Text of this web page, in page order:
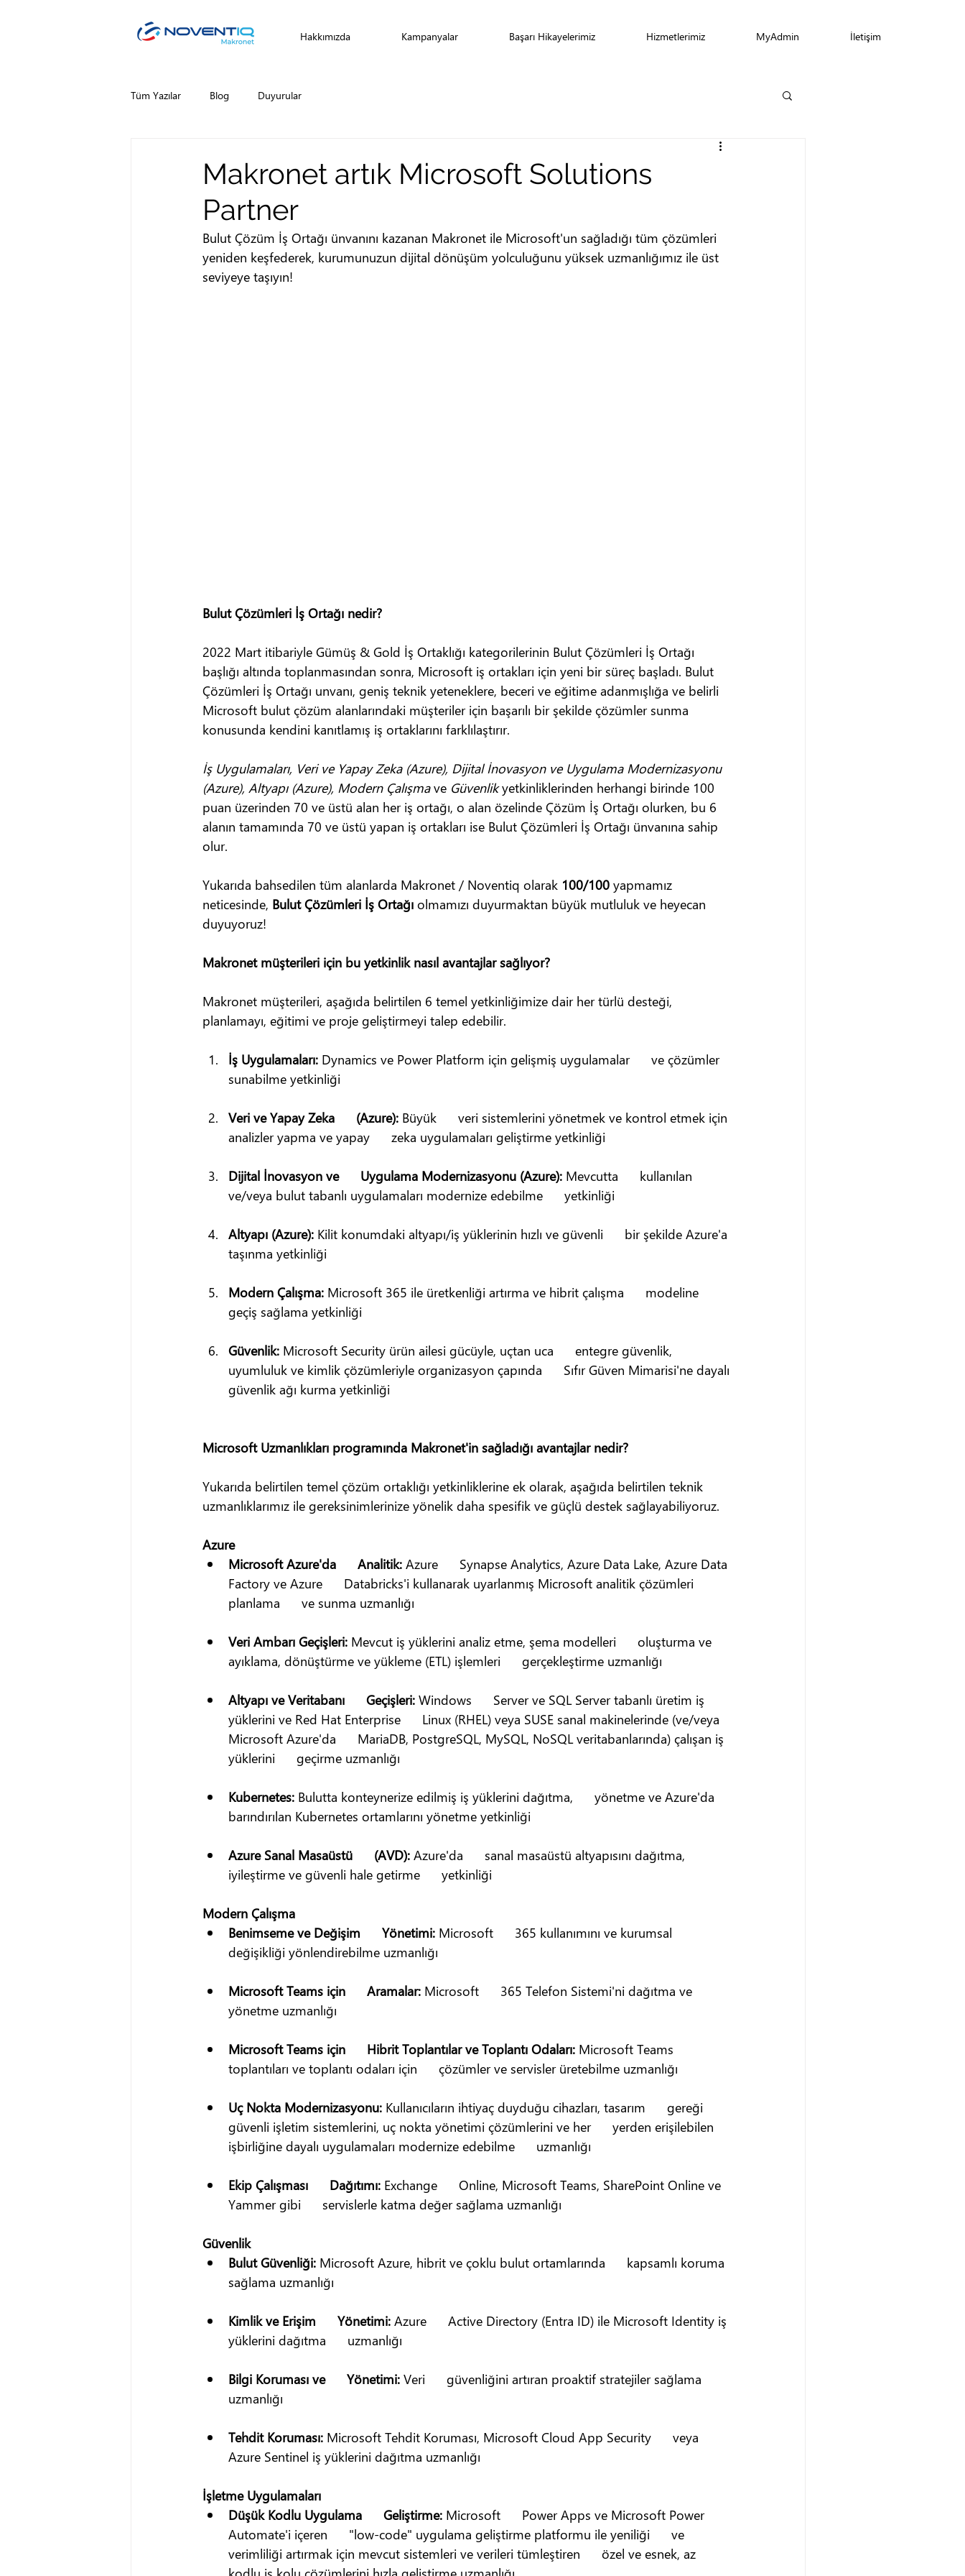
Hakkımızda Kampanyalar Başarı Hikayelerimiz Hizmetlerimiz MyAdmin İletişim
Tüm Yazılar Blog Duyurular
Makronet artık Microsoft Solutions
Partner
Bulut Çözüm İş Ortağı ünvanını kazanan Makronet ile Microsoft'un sağladığı tüm çözümleri
yeniden keşfederek, kurumunuzun dijital dönüşüm yolculuğunu yüksek uzmanlığımız ile üst
seviyeye taşıyın!
Bulut Çözümleri İş Ortağı nedir?
2022 Mart itibariyle Gümüş & Gold İş Ortaklığı kategorilerinin Bulut Çözümleri İş Ortağı
başlığı altında toplanmasından sonra, Microsoft iş ortakları için yeni bir süreç başladı. Bulut
Çözümleri İş Ortağı unvanı, geniş teknik yeteneklere, beceri ve eğitime adanmışlığa ve belirli
Microsoft bulut çözüm alanlarındaki müşteriler için başarılı bir şekilde çözümler sunma
konusunda kendini kanıtlamış iş ortaklarını farklılaştırır.
İş Uygulamaları, Veri ve Yapay Zeka (Azure), Dijital İnovasyon ve Uygulama Modernizasyonu
(Azure), Altyapı (Azure), Modern Çalışma ve Güvenlik yetkinliklerinden herhangi birinde 100
puan üzerinden 70 ve üstü alan her iş ortağı, o alan özelinde Çözüm İş Ortağı olurken, bu 6
alanın tamamında 70 ve üstü yapan iş ortakları ise Bulut Çözümleri İş Ortağı ünvanına sahip
olur.
Yukarıda bahsedilen tüm alanlarda Makronet / Noventiq olarak 100/100 yapmamız
neticesinde, Bulut Çözümleri İş Ortağı olmamızı duyurmaktan büyük mutluluk ve heyecan
duyuyoruz!
Makronet müşterileri için bu yetkinlik nasıl avantajlar sağlıyor?
Makronet müşterileri, aşağıda belirtilen 6 temel yetkinliğimize dair her türlü desteği,
planlamayı, eğitimi ve proje geliştirmeyi talep edebilir.
İş Uygulamaları: Dynamics ve Power Platform için gelişmiş uygulamalar      ve çözümler
sunabilme yetkinliği
Veri ve Yapay Zeka      (Azure): Büyük      veri sistemlerini yönetmek ve kontrol etmek için
analizler yapma ve yapay      zeka uygulamaları geliştirme yetkinliği
Dijital İnovasyon ve      Uygulama Modernizasyonu (Azure): Mevcutta      kullanılan
ve/veya bulut tabanlı uygulamaları modernize edebilme      yetkinliği
Altyapı (Azure): Kilit konumdaki altyapı/iş yüklerinin hızlı ve güvenli      bir şekilde Azure'a
taşınma yetkinliği
Modern Çalışma: Microsoft 365 ile üretkenliği artırma ve hibrit çalışma      modeline
geçiş sağlama yetkinliği
Güvenlik: Microsoft Security ürün ailesi gücüyle, uçtan uca      entegre güvenlik,
uyumluluk ve kimlik çözümleriyle organizasyon çapında      Sıfır Güven Mimarisi'ne dayalı
güvenlik ağı kurma yetkinliği
Microsoft Uzmanlıkları programında Makronet'in sağladığı avantajlar nedir?
Yukarıda belirtilen temel çözüm ortaklığı yetkinliklerine ek olarak, aşağıda belirtilen teknik
uzmanlıklarımız ile gereksinimlerinize yönelik daha spesifik ve güçlü destek sağlayabiliyoruz.
Azure
Microsoft Azure'da      Analitik: Azure      Synapse Analytics, Azure Data Lake, Azure Data
Factory ve Azure      Databricks'i kullanarak uyarlanmış Microsoft analitik çözümleri
planlama      ve sunma uzmanlığı
Veri Ambarı Geçişleri: Mevcut iş yüklerini analiz etme, şema modelleri      oluşturma ve
ayıklama, dönüştürme ve yükleme (ETL) işlemleri      gerçekleştirme uzmanlığı
Altyapı ve Veritabanı      Geçişleri: Windows      Server ve SQL Server tabanlı üretim iş
yüklerini ve Red Hat Enterprise      Linux (RHEL) veya SUSE sanal makinelerinde (ve/veya
Microsoft Azure'da      MariaDB, PostgreSQL, MySQL, NoSQL veritabanlarında) çalışan iş
yüklerini      geçirme uzmanlığı
Kubernetes: Bulutta konteynerize edilmiş iş yüklerini dağıtma,      yönetme ve Azure'da
barındırılan Kubernetes ortamlarını yönetme yetkinliği
Azure Sanal Masaüstü      (AVD): Azure'da      sanal masaüstü altyapısını dağıtma,
iyileştirme ve güvenli hale getirme      yetkinliği
Modern Çalışma
Benimseme ve Değişim      Yönetimi: Microsoft      365 kullanımını ve kurumsal
değişikliği yönlendirebilme uzmanlığı
Microsoft Teams için      Aramalar: Microsoft      365 Telefon Sistemi'ni dağıtma ve
yönetme uzmanlığı
Microsoft Teams için      Hibrit Toplantılar ve Toplantı Odaları: Microsoft Teams
toplantıları ve toplantı odaları için      çözümler ve servisler üretebilme uzmanlığı
Uç Nokta Modernizasyonu: Kullanıcıların ihtiyaç duyduğu cihazları, tasarım      gereği
güvenli işletim sistemlerini, uç nokta yönetimi çözümlerini ve her      yerden erişilebilen
işbirliğine dayalı uygulamaları modernize edebilme      uzmanlığı
Ekip Çalışması      Dağıtımı: Exchange      Online, Microsoft Teams, SharePoint Online ve
Yammer gibi      servislerle katma değer sağlama uzmanlığı
Güvenlik
Bulut Güvenliği: Microsoft Azure, hibrit ve çoklu bulut ortamlarında      kapsamlı koruma
sağlama uzmanlığı
Kimlik ve Erişim      Yönetimi: Azure      Active Directory (Entra ID) ile Microsoft Identity iş
yüklerini dağıtma      uzmanlığı
Bilgi Koruması ve      Yönetimi: Veri      güvenliğini artıran proaktif stratejiler sağlama
uzmanlığı
Tehdit Koruması: Microsoft Tehdit Koruması, Microsoft Cloud App Security      veya
Azure Sentinel iş yüklerini dağıtma uzmanlığı
İşletme Uygulamaları
Düşük Kodlu Uygulama      Geliştirme: Microsoft      Power Apps ve Microsoft Power
Automate'i içeren      "low-code" uygulama geliştirme platformu ile yeniliği      ve
verimliliği artırmak için mevcut sistemleri ve verileri tümleştiren      özel ve esnek, az